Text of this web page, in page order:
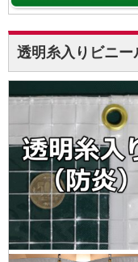
透明糸入りビニ